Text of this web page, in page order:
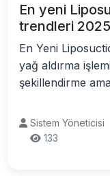
En yeni
trendleri 2025
En Yeni
yağ aldırma
şekillendirme
Sistem Yöneticisi
133